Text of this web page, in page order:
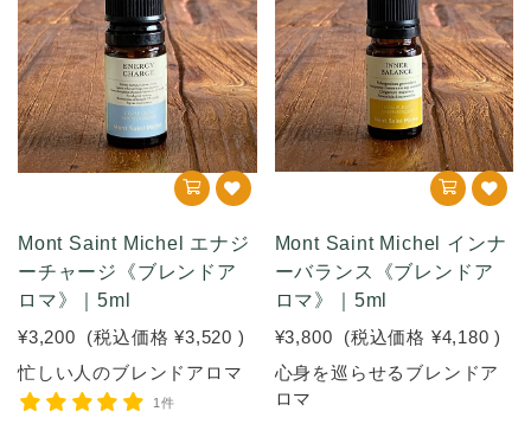
Mont Saint Michel エナジ
ーチャージ《ブレンドア
ロマ》｜5ml
¥3,200
(税込価格 ¥3,520 )
忙しい人のブレンドアロマ
1件
Mont Saint Michel インナ
ーバランス《ブレンドア
ロマ》｜5ml
¥3,800
(税込価格 ¥4,180 )
心身を巡らせるブレンドア
ロマ